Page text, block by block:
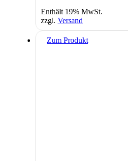
Enthält 19% MwSt.
zzgl. Versand
Zum Produkt